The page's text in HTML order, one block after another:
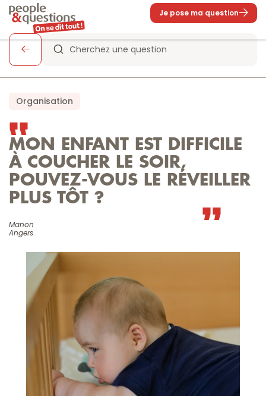
Je pose ma question
Cherchez une question
Organisation
MON ENFANT EST DIFFICILE
À COUCHER LE SOIR,
POUVEZ-VOUS LE RÉVEILLER
PLUS TÔT ?
Manon
Angers